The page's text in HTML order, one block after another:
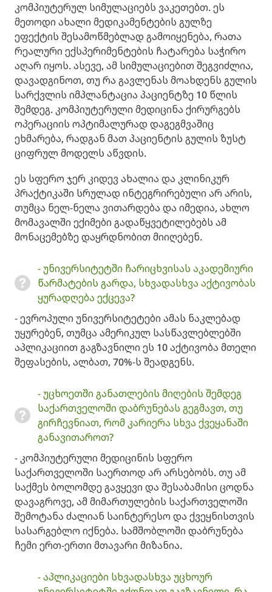
კომპიუტერულ სიმულაციებს ვაკეთებთ. ეს
მეთოდი ახალი მედიკამენტების გულზე
ეფექტის შესამოწმებლად გამოიყენება, რათა
რეალური ექსპერიმენტების ჩატარება საჭირო
აღარ იყოს. ასევე, ამ სიმულაციებით შეგვიძლია,
დავადგინოთ, თუ რა გავლენას მოახდენს გულის
სარქვლის იმპლანტაცია პაციენტზე 10 წლის
შემდეგ. კომპიუტერული მედიცინა ქირურგებს
ოპერაციის ოპტიმალურად დაგეგმვაშიც
ეხმარება, რადგან მათ პაციენტის გულის ზუსტ
ციფრულ მოდელს აწვდის.
ეს სფერო ჯერ კიდევ ახალია და კლინიკურ
პრაქტიკაში სრულად ინტეგრირებული არ არის,
თუმცა ნელ-ნელა ვითარდება და იმედია, ახლო
მომავალში ექიმები გადაწყვეტილებებს ამ
მონაცემებზე დაყრდნობით მიიღებენ. ​
- უნივერსიტეტში ჩარიცხვისას აკადემიური
წარმატების გარდა, სხვადასხვა აქტივობას
ყურადღება ექცევა?
- ევროპული უნივერსიტეტები ამას ნაკლებად
უყურებენ, თუმცა ამერიკულ სასწავლებლებში
აპლიკაციით გაგზავნილი ეს 10 აქტივობა მთელი
შეფასების, ალბათ, 70%-ს შეადგენს. ​
​- უცხოეთში განათლების მიღების შემდეგ
საქართველოში დაბრუნებას გეგმავთ, თუ
გირჩევნიათ, რომ კარიერა სხვა ქვეყანაში
განავითაროთ?
​- კომპიუტერული მედიცინის სფერო
საქართველოში საერთოდ არ არსებობს. თუ ამ
საქმეს ბოლომდე გავყევი და შესაბამისი ცოდნა
დავაგროვე, ამ მიმართულების საქართველოში
შემოტანა ძალიან საინტერესო და ქვეყნისთვის
სასარგებლო იქნება. სამშობლოში დაბრუნება
ჩემი ერთ-ერთი მთავარი მიზანია.
- აპლიკაციები სხვადასხვა უცხოურ